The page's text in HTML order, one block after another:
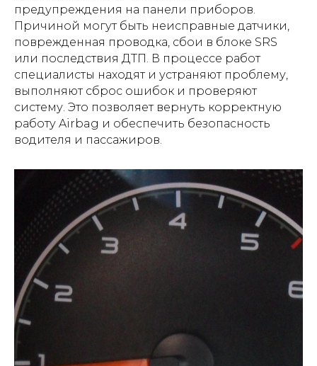
предупреждения на панели приборов.
Причиной могут быть неисправные датчики,
поврежденная проводка, сбои в блоке SRS
или последствия ДТП. В процессе работ
специалисты находят и устраняют проблему,
выполняют сброс ошибок и проверяют
систему. Это позволяет вернуть корректную
работу Airbag и обеспечить безопасность
водителя и пассажиров.